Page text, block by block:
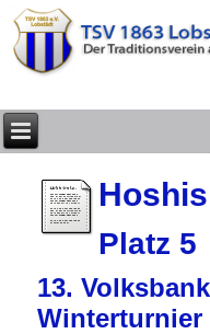
Platz 5
13.
Winterturnier